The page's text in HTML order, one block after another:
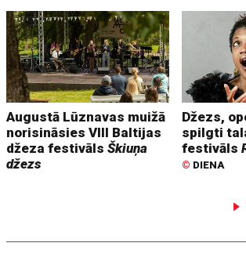
Augustā Lūznavas muižā
norisināsies VIII Baltijas
džeza festivālsŠkiuņa
džezs
Džezs,
spilgti
festivāls
© DIENA